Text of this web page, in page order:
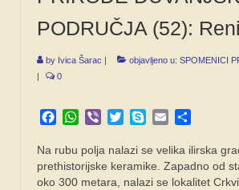
SPONZORI
FORUM
PODRUČJA (52):
by Ivica Šarac | objavljeno u: SPOMENICI
|
0
Facebook
WhatsApp
Viber TwitterSkypeEmail
Na rubu polja nalazi se velika ilirska
prethistorijske keramike. Zapadno od
oko 300 metara, nalazi se lokalitet